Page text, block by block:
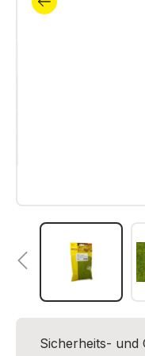
Sicherheits- und